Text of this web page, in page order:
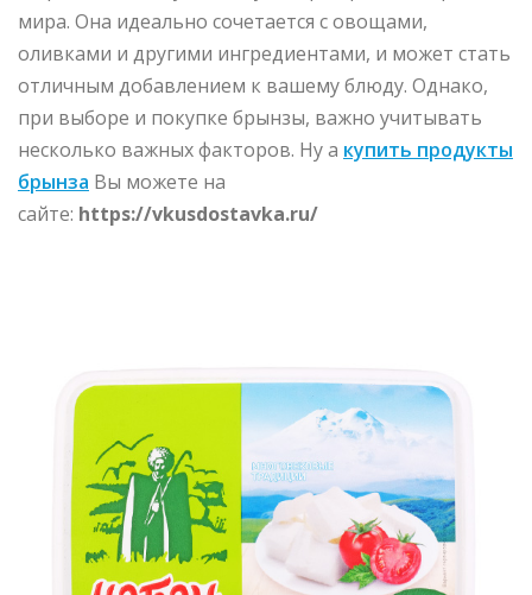
мира. Она идеально сочетается с овощами,
оливками и другими ингредиентами, и может стать
отличным добавлением к вашему блюду. Однако,
при выборе и покупке брынзы, важно учитывать
несколько важных факторов. Ну а купить продукты
брынза Вы можете на
сайте: https://vkusdostavka.ru/